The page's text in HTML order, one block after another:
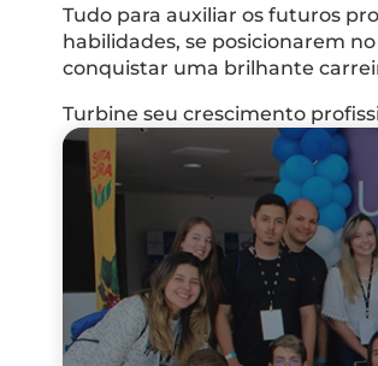
Tudo para auxiliar os futuros
habilidades, se posicionarem
conquistar uma brilhante
Turbine seu crescimento